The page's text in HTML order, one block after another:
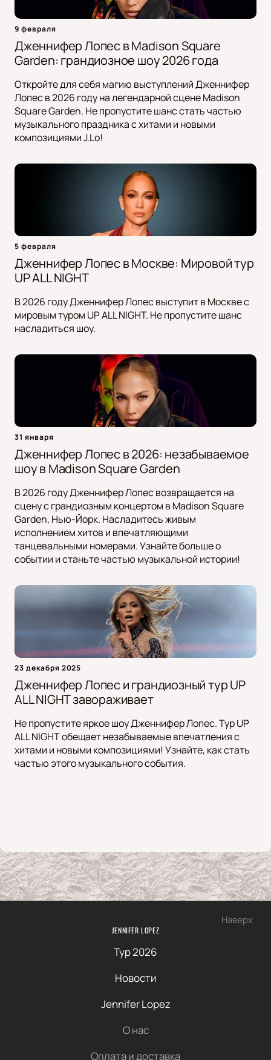
9 февраля
Дженнифер Лопес в Madison Square
Garden: грандиозное шоу 2026 года
Откройте для себя магию выступлений Дженнифер
Лопес в 2026 году на легендарной сцене Madison
Square Garden. Не пропустите шанс стать частью
музыкального праздника с хитами и новыми
композициями J.Lo!
5 февраля
Дженнифер Лопес в Москве: Мировой тур
UP ALL NIGHT
В 2026 году Дженнифер Лопес выступит в Москве с
мировым туром UP ALL NIGHT. Не пропустите шанс
насладиться шоу.
31 января
Дженнифер Лопес в 2026: незабываемое
шоу в Madison Square Garden
В 2026 году Дженнифер Лопес возвращается на
сцену с грандиозным концертом в Madison Square
Garden, Нью-Йорк. Насладитесь живым
исполнением хитов и впечатляющими
танцевальными номерами. Узнайте больше о
событии и станьте частью музыкальной истории!
23 декабря 2025
Дженнифер Лопес и грандиозный тур UP
ALL NIGHT завораживает
Не пропустите яркое шоу Дженнифер Лопес. Тур UP
ALL NIGHT обещает незабываемые впечатления с
хитами и новыми композициями! Узнайте, как стать
частью этого музыкального события.
Наверх
JENNIFER LOPEZ
Тур 2026
Новости
Jennifer Lopez
О нас
Оплата и доставка